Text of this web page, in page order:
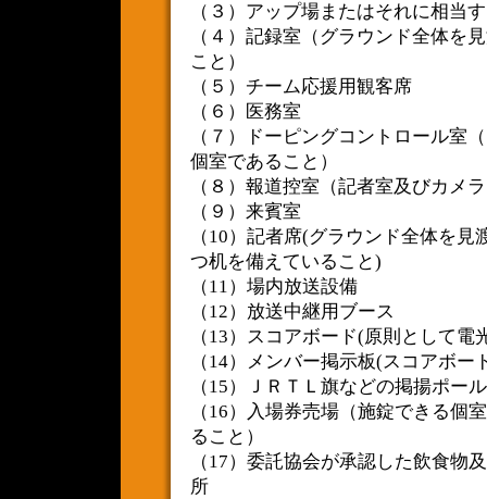
（３）アップ場またはそれに相当
（４）記録室（グラウンド全体を
こと）
（５）チーム応援用観客席
（６）医務室
（７）ドーピングコントロール室
個室であること）
（８）報道控室（記者室及びカメ
（９）来賓室
（10）記者席(グラウンド全体を
つ机を備えていること)
（11）場内放送設備
（12）放送中継用ブース
（13）スコアボード(原則として電
（14）メンバー掲示板(スコアボー
（15）ＪＲＴＬ旗などの掲揚ポール
（16）入場券売場（施錠できる個
ること）
（17）委託協会が承認した飲食物
所